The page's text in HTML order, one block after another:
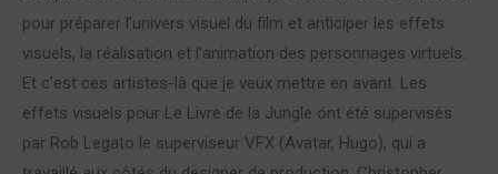
pour préparer l’univers visuel du film et anticiper les effets
visuels, la réalisation et l’animation des personnages virtuels.
Et c’est ces artistes-là que je veux mettre en avant. Les
effets visuels pour Le Livre de la Jungle ont été supervisés
par Rob Legato le superviseur VFX (Avatar, Hugo), qui a